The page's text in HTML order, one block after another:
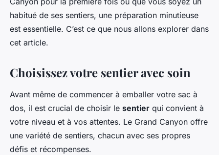
habitué de ses sentiers, une préparation minutieuse
est essentielle. C’est ce que nous allons explorer dans
cet article.
Choisissez votre sentier avec soin
Avant même de commencer à emballer votre sac à
dos, il est crucial de choisir le sentier qui convient à
votre niveau et à vos attentes. Le Grand Canyon offre
une variété de sentiers, chacun avec ses propres
défis et récompenses.